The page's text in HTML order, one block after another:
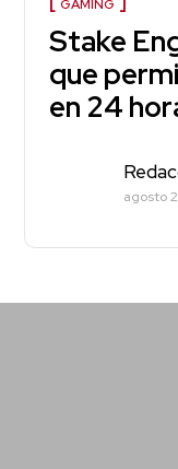
GAMING
Stake
que
en 24
agosto